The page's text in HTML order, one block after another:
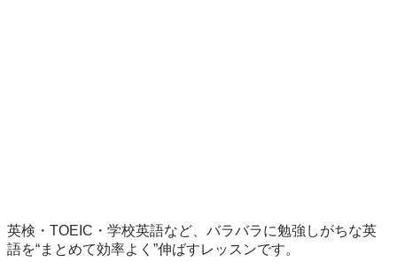
英検・TOEIC・学校英語など、バラバラに勉強しがちな英
語を“まとめて効率よく”伸ばすレッスンです。